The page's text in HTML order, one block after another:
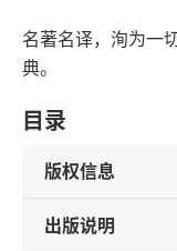
名著名译，洵为一
典。
目录
版权信息
出版说明